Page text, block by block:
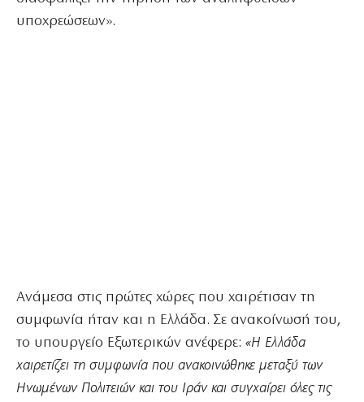
υποχρεώσεων».
Ανάμεσα στις πρώτες χώρες που χαιρέτισαν τη
συμφωνία ήταν και η Ελλάδα. Σε ανακοίνωσή του,
το υπουργείο Εξωτερικών ανέφερε: «Η Ελλάδα
χαιρετίζει τη συμφωνία που ανακοινώθηκε μεταξύ των
Ηνωμένων Πολιτειών και του Ιράν και συγχαίρει όλες τις